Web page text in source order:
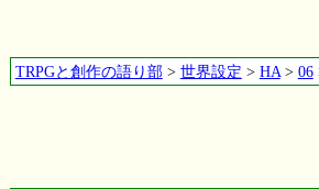
TRPGと創作の語り部> 世界設定 > HA> 06